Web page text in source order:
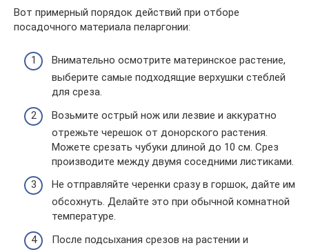
Вот примерный порядок действий при отборе
посадочного материала пеларгонии:
Внимательно осмотрите материнское растение,
выберите самые подходящие верхушки стеблей
для среза.
Возьмите острый нож или лезвие и аккуратно
отрежьте черешок от донорского растения.
Можете срезать чубуки длиной до 10 см. Срез
производите между двумя соседними листиками.
Не отправляйте черенки сразу в горшок, дайте им
обсохнуть. Делайте это при обычной комнатной
температуре.
После подсыхания срезов на растении и